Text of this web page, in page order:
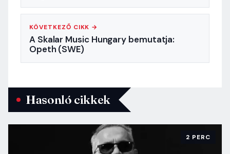
KÖVETKEZŐ CIKK →
A Skalar Music Hungary bemutatja:
Opeth (SWE)
Hasonló cikkek
2 PERC